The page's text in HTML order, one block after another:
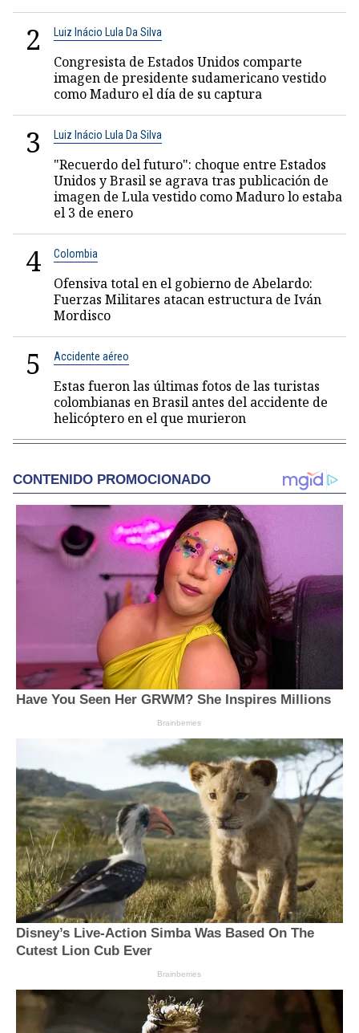
2 Luiz Inácio Lula Da Silva
Congresista de Estados Unidos comparte
imagen de presidente sudamericano vestido
como Maduro el día de su captura
3 Luiz Inácio Lula Da Silva
"Recuerdo del futuro": choque entre Estados
Unidos y Brasil se agrava tras publicación de
imagen de Lula vestido como Maduro lo estaba
el 3 de enero
4 Colombia
Ofensiva total en el gobierno de Abelardo:
Fuerzas Militares atacan estructura de Iván
Mordisco
5 Accidente aéreo
Estas fueron las últimas fotos de las turistas
colombianas en Brasil antes del accidente de
helicóptero en el que murieron